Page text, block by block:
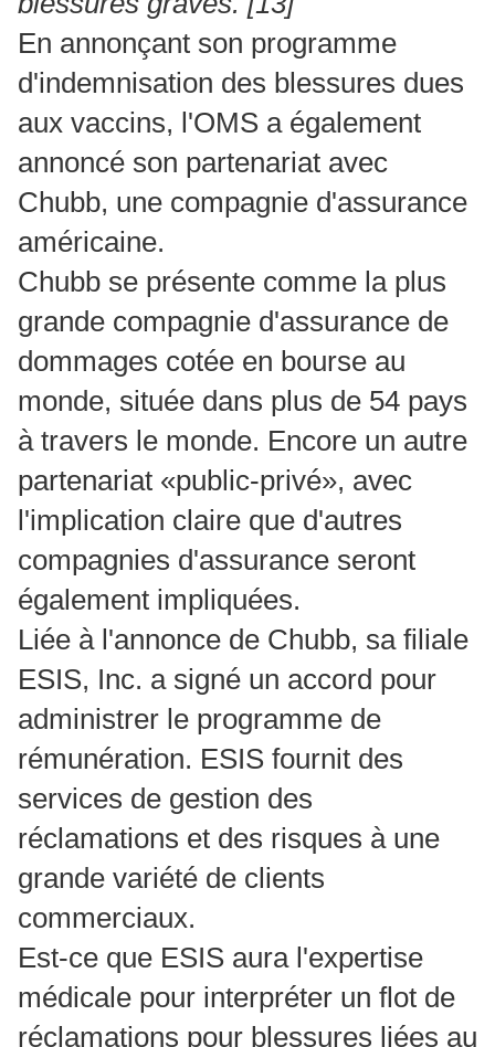
En annonçant son programme
d'indemnisation des blessures dues
aux vaccins, l'OMS a également
annoncé son partenariat avec
Chubb, une compagnie d'assurance
américaine.
Chubb se présente comme la plus
grande compagnie d'assurance de
dommages cotée en bourse au
monde, située dans plus de 54 pays
à travers le monde. Encore un autre
partenariat «public-privé», avec
l'implication claire que d'autres
compagnies d'assurance seront
également impliquées.
Liée à l'annonce de Chubb, sa filiale
ESIS, Inc. a signé un accord pour
administrer le programme de
rémunération. ESIS fournit des
services de gestion des
réclamations et des risques à une
grande variété de clients
commerciaux.
Est-ce que ESIS aura l'expertise
médicale pour interpréter un flot de
réclamations pour blessures liées au